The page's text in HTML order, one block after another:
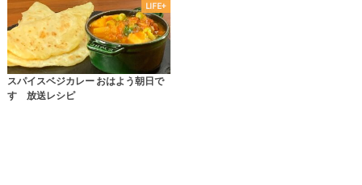
LIFE+
スパイスベジカレー おはよう朝日で
す 放送レシピ